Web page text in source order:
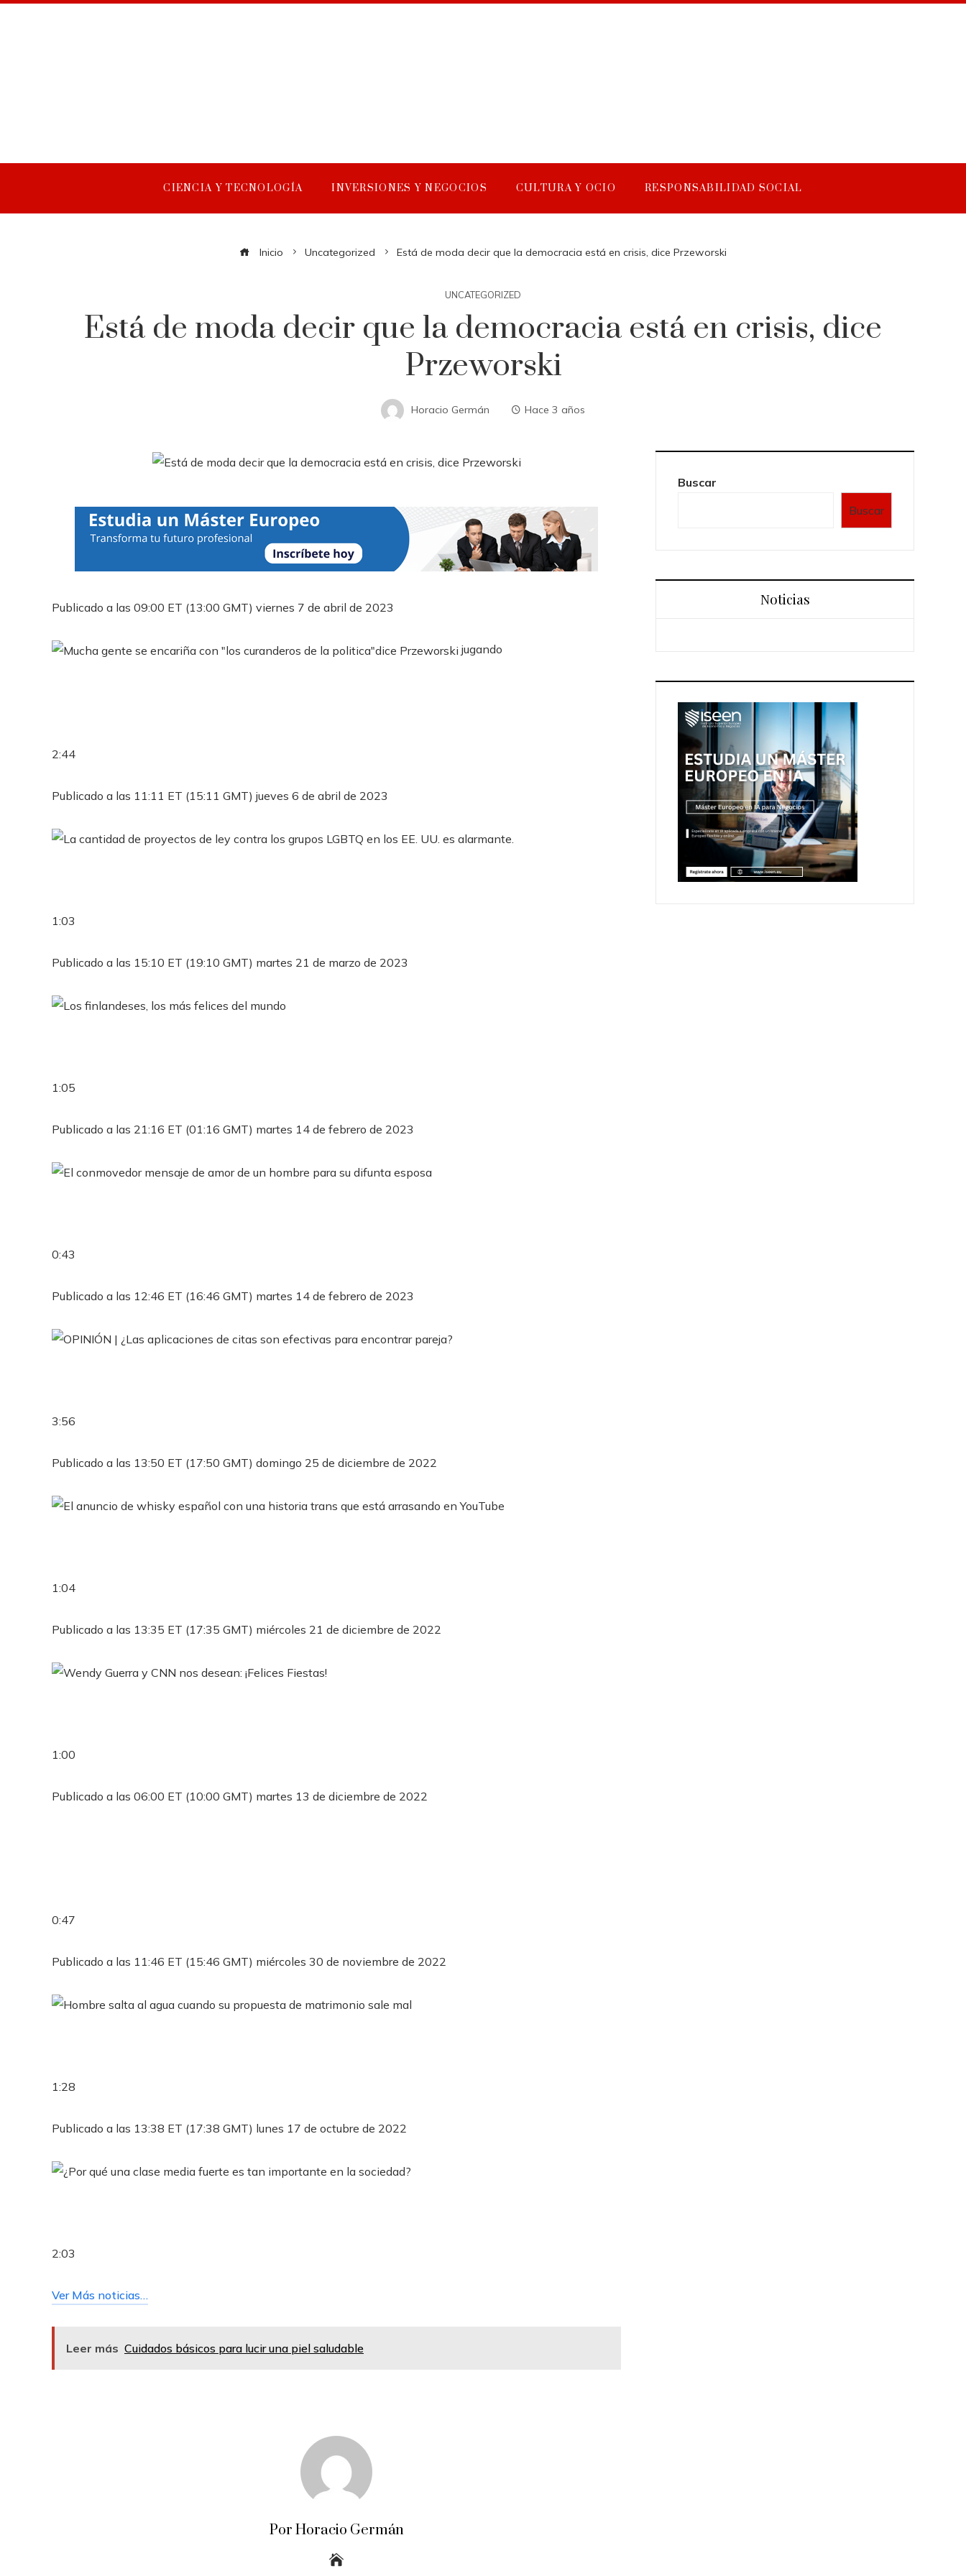
CIENCIA Y TECNOLOGÍA INVERSIONES Y NEGOCIOS CULTURA Y OCIO RESPONSABILIDAD SOCIAL
Inicio Uncategorized Está de moda decir que la democracia está en crisis, dice Przeworski
UNCATEGORIZED
Está de moda decir que la democracia está en crisis, dice
Przeworski
Horacio Germán Hace 3 años
Publicado a las 09:00 ET (13:00 GMT) viernes 7 de abril de 2023
jugando
2:44
Publicado a las 11:11 ET (15:11 GMT) jueves 6 de abril de 2023
1:03
Publicado a las 15:10 ET (19:10 GMT) martes 21 de marzo de 2023
1:05
Publicado a las 21:16 ET (01:16 GMT) martes 14 de febrero de 2023
0:43
Publicado a las 12:46 ET (16:46 GMT) martes 14 de febrero de 2023
3:56
Publicado a las 13:50 ET (17:50 GMT) domingo 25 de diciembre de 2022
1:04
Publicado a las 13:35 ET (17:35 GMT) miércoles 21 de diciembre de 2022
1:00
Publicado a las 06:00 ET (10:00 GMT) martes 13 de diciembre de 2022
0:47
Publicado a las 11:46 ET (15:46 GMT) miércoles 30 de noviembre de 2022
1:28
Publicado a las 13:38 ET (17:38 GMT) lunes 17 de octubre de 2022
2:03
Ver Más noticias…
Leer más Cuidados básicos para lucir una piel saludable
Por Horacio Germán
Buscar
Buscar
Noticias